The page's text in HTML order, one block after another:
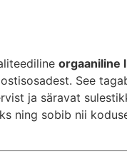
orgaaniline
See
ja säravat
ning sobib nii